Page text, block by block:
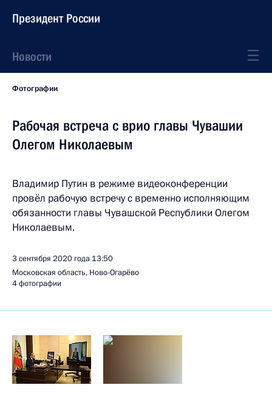
Президент России
Новости
Фотографии
Рабочая встреча с врио главы Чувашии
Олегом Николаевым
Владимир Путин в режиме видеоконференции
провёл рабочую встречу с временно исполняющим
обязанности главы Чувашской Республики Олегом
Николаевым.
3 сентября 2020 года 13:50
Московская область, Ново-Огарёво
4 фотографии